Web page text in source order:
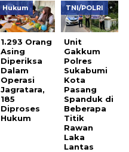
Hukum
1.293 Orang
Asing
Diperiksa
Dalam
Operasi
Jagratara,
185
Diproses
Hukum
TNI/POLRI
Unit
Gakkum
Polres
Sukabumi
Kota
Pasang
Spanduk di
Beberapa
Titik
Rawan
Laka
Lantas